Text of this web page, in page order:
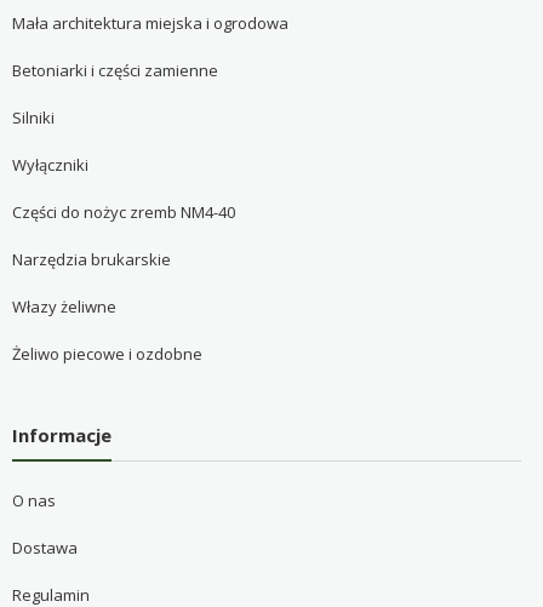
Mała architektura miejska i ogrodowa
Betoniarki i części zamienne
Silniki
Wyłączniki
Części do nożyc zremb NM4-40
Narzędzia brukarskie
Włazy żeliwne
Żeliwo piecowe i ozdobne
Informacje
O nas
Dostawa
Regulamin